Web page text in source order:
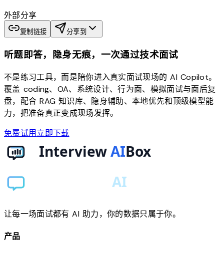
外部分享
复制链接 分享到
听题即答，隐身无痕，一次通过技术面试
不是练习工具，而是陪你进入真实面试现场的 AI Copilot。
覆盖 coding、OA、系统设计、行为面、模拟面试与面后复
盘，配合 RAG 知识库、隐身辅助、本地优先和顶级模型能
力，把准备真正变成现场发挥。
免费试用立即下载
让每一场面试都有 AI 助力，你的数据只属于你。
产品